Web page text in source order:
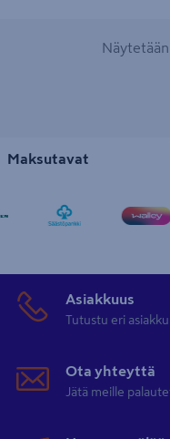
Maksutavat
Asiakkuus
Tutustu eri
Ota yhteyttä
Jätä meille